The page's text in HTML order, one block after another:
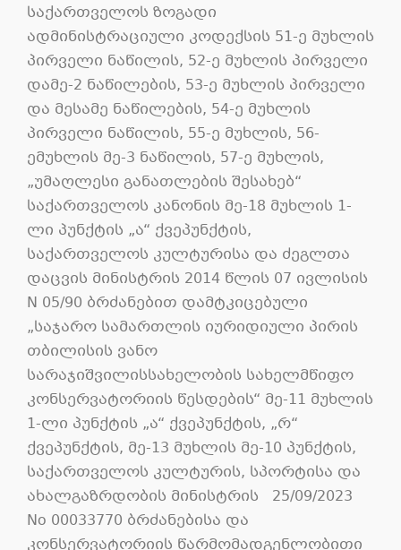
საქართველოს ზოგადი
ადმინისტრაციული კოდექსის 51-ე მუხლის
პირველი ნაწილის, 52-ე მუხლის პირველი
დამე-2 ნაწილების, 53-ე მუხლის პირველი
და მესამე ნაწილების, 54-ე მუხლის
პირველი ნაწილის, 55-ე მუხლის, 56-
ემუხლის მე-3 ნაწილის, 57-ე მუხლის,
„უმაღლესი განათლების შესახებ“
საქართველოს კანონის მე-18 მუხლის 1-
ლი პუნქტის „ა“ ქვეპუნქტის,
საქართველოს კულტურისა და ძეგლთა
დაცვის მინისტრის 2014 წლის 07 ივლისის
N 05/90 ბრძანებით დამტკიცებული
„საჯარო სამართლის იურიდიული პირის
თბილისის ვანო
სარაჯიშვილისსახელობის სახელმწიფო
კონსერვატორიის წესდების“ მე-11 მუხლის
1-ლი პუნქტის „ა“ ქვეპუნქტის, „რ“
ქვეპუნქტის, მე-13 მუხლის მე-10 პუნქტის,
საქართველოს კულტურის, სპორტისა და
ახალგაზრდობის მინისტრის 25/09/2023
No 00033770 ბრძანებისა და
კონსერვატორიის წარმომადგენლობითი